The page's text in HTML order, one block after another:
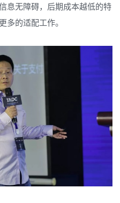
息无障碍，后期成本越低的特
多的适配工作。